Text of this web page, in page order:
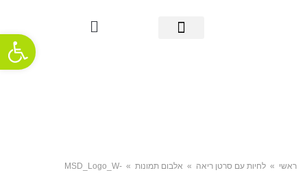
ראשי » לחיות עם סרטן ריאה » אלבום תמונות »
MSD_Logo_W-
פתח